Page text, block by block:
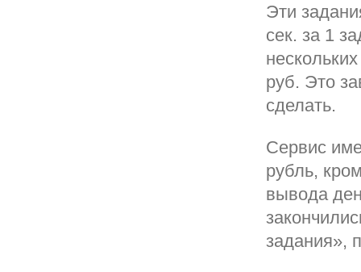
Эти
сек. за 1
руб. Это
сделать.
Сервис
рубль,
вывода
задания»,